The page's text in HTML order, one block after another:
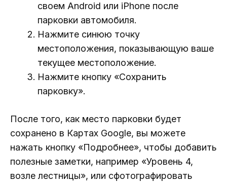
своем Android или iPhone после
парковки автомобиля.
Нажмите синюю точку
местоположения, показывающую ваше
текущее местоположение.
Нажмите кнопку «Сохранить
парковку».
После того, как место парковки будет
сохранено в Картах Google, вы можете
нажать кнопку «Подробнее», чтобы добавить
полезные заметки, например «Уровень 4,
возле лестницы», или сфотографировать